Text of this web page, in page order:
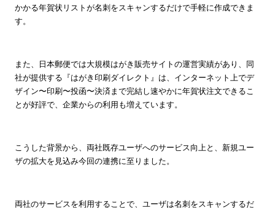
かかる年賀状リストが名刺をスキャンするだけで手軽に作成できま
す。
また、日本郵便では大規模はがき販売サイトの運営実績があり、同
社が提供する『はがき印刷ダイレクト』は、インターネット上でデ
ザイン〜印刷〜投函〜決済まで完結し速やかに年賀状注文できるこ
とが好評で、企業からの利用も増えています。
こうした背景から、両社既存ユーザへのサービス向上と、新規ユー
ザの拡大を見込み今回の連携に至りました。
両社のサービスを利用することで、ユーザは名刺をスキャンするだ